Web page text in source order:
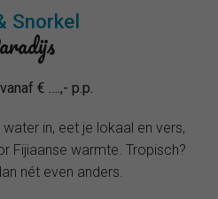
Snorkel
€ ….,- p.p.
in, eet je lokaal en vers,
Fijiaanse warmte. Tropisch?
nét even anders.